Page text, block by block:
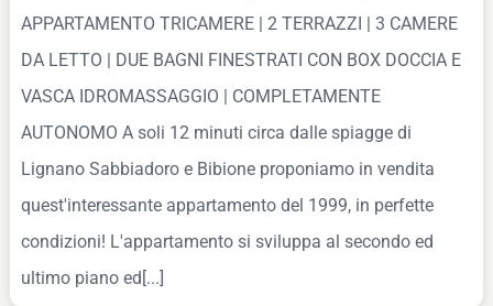
APPARTAMENTO TRICAMERE | 2 TERRAZZI | 3 CAMERE
DA LETTO | DUE BAGNI FINESTRATI CON BOX DOCCIA E
VASCA IDROMASSAGGIO | COMPLETAMENTE
AUTONOMO A soli 12 minuti circa dalle spiagge di
Lignano Sabbiadoro e Bibione proponiamo in vendita
quest'interessante appartamento del 1999, in perfette
condizioni! L'appartamento si sviluppa al secondo ed
ultimo piano ed[...]